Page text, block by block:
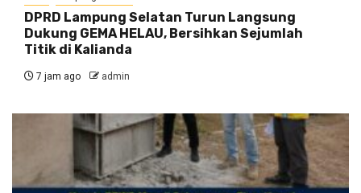
DPRD Lampung Selatan Turun Langsung
Dukung GEMA HELAU, Bersihkan Sejumlah
Titik di Kalianda
7 jam ago admin